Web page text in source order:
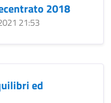
2018
21:53
ed